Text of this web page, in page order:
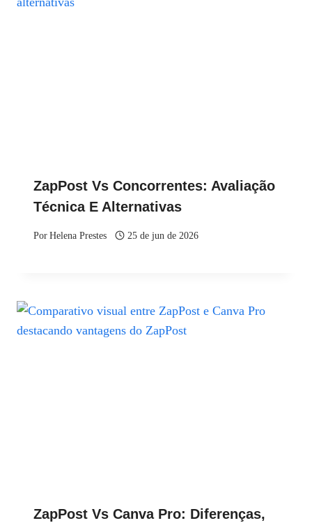
ZapPost Vs Concorrentes: Avaliação
Técnica E Alternativas
PorHelena Prestes 25 de jun de 2026
ZapPost Vs Canva Pro: Diferenças,